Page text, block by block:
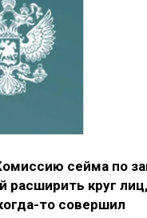
сейма по
расширить круг лиц,
то совершил